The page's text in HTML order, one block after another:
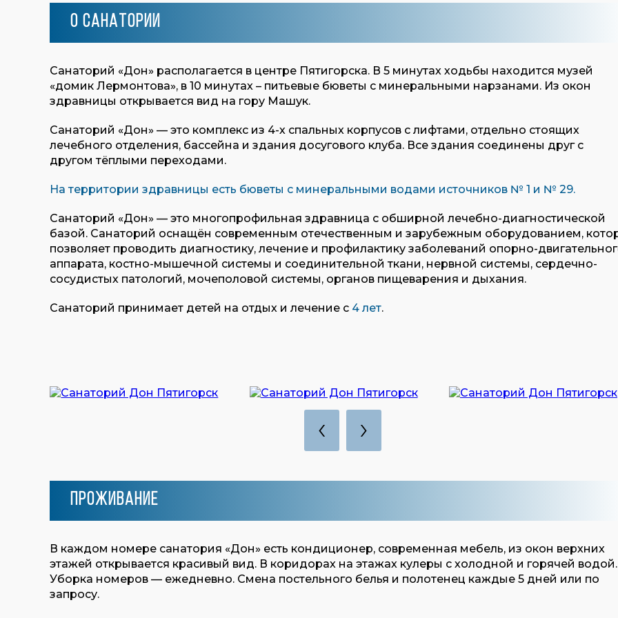
О санатории
Санаторий «Дон» располагается в центре Пятигорска. В 5 минутах ходьбы находится музей
«домик Лермонтова», в 10 минутах – питьевые бюветы с минеральными нарзанами. Из окон
здравницы открывается вид на гору Машук.
Санаторий «Дон» — это комплекс из 4-х спальных корпусов с лифтами, отдельно стоящих
лечебного отделения, бассейна и здания досугового клуба. Все здания соединены друг с
другом тёплыми переходами.
На территории здравницы есть бюветы с минеральными водами источников № 1 и № 29.
Санаторий «Дон» — это многопрофильная здравница с обширной лечебно-диагностической
базой. Санаторий оснащён современным отечественным и зарубежным оборудованием,
позволяет проводить диагностику, лечение и профилактику заболеваний опорно-
аппарата, костно-мышечной системы и соединительной ткани, нервной системы, сердечно-
сосудистых патологий, мочеполовой системы, органов пищеварения и дыхания.
Санаторий принимает детей на отдых и лечение с 4 лет.
‹ ›
Проживание
В каждом номере санатория «Дон» есть кондиционер, современная мебель, из окон верхних
этажей открывается красивый вид. В коридорах на этажах кулеры с холодной и горячей водой.
Уборка номеров — ежедневно. Смена постельного белья и полотенец каждые 5 дней или по
запросу.